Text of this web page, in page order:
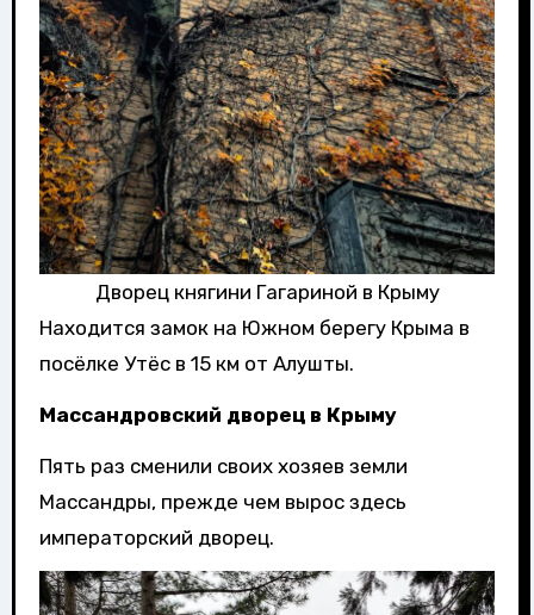
Дворец княгини Гагариной в Крыму
Находится замок на Южном берегу Крыма в
посёлке Утёс в 15 км от Алушты.
Массандровский дворец в Крыму
Пять раз сменили своих хозяев земли
Массандры, прежде чем вырос здесь
императорский дворец.